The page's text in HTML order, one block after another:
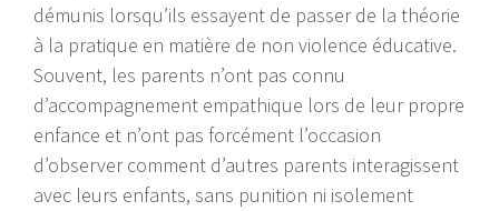
démunis lorsqu’ils essayent de passer de la théorie
à la pratique en matière de non violence éducative.
Souvent, les parents n’ont pas connu
d’accompagnement empathique lors de leur propre
enfance et n’ont pas forcément l’occasion
d’observer comment d’autres parents interagissent
avec leurs enfants, sans punition ni isolement